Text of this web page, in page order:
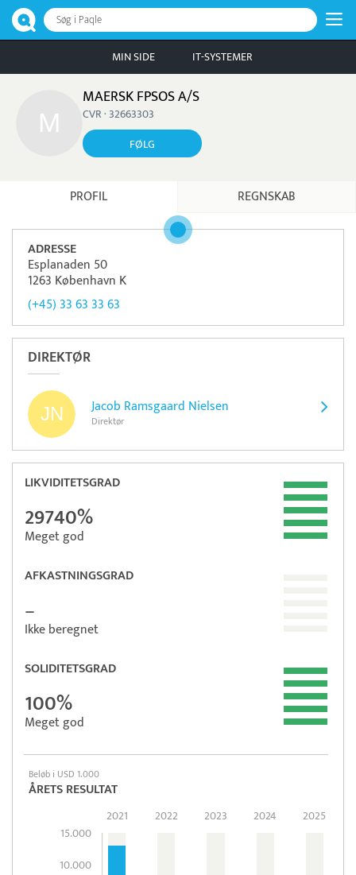
Søg i Paqle
MIN SIDE IT-SYSTEMER
MAERSK FPSOS A/S
CVR · 32663303
FØLG
PROFIL REGNSKAB
ADRESSE
Esplanaden 50
1263 København K
(+45) 33 63 33 63
DIREKTØR
Jacob Ramsgaard Nielsen
Direktør
LIKVIDITETSGRAD
29740%
Meget god
AFKASTNINGSGRAD
–
Ikke beregnet
SOLIDITETSGRAD
100%
Meget god
Beløb i USD 1.000
ÅRETS RESULTAT
15.000
10.000
2021 2022 2023 2024 2025